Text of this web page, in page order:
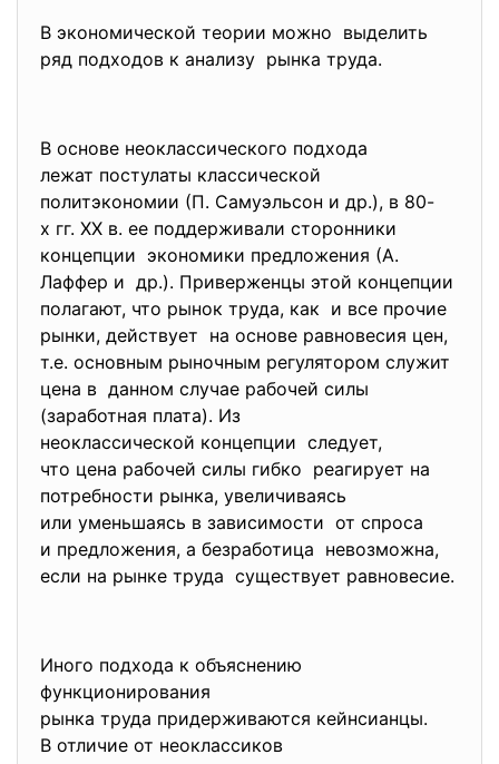
В экономической теории можно выделить
ряд подходов к анализу рынка труда.
В основе неоклассического подхода
лежат постулаты классической
политэкономии (П. Самуэльсон и др.), в 80-
х гг. XX в. ее поддерживали сторонники
концепции экономики предложения (А.
Лаффер и др.). Приверженцы этой концепции
полагают, что рынок труда, как и все прочие
рынки, действует на основе равновесия цен,
т.е. основным рыночным регулятором служит
цена в данном случае рабочей силы
(заработная плата). Из
неоклассической концепции следует,
что цена рабочей силы гибко реагирует на
потребности рынка, увеличиваясь
или уменьшаясь в зависимости от спроса
и предложения, а безработица невозможна,
если на рынке труда существует равновесие.
Иного подхода к объяснению
функционирования
рынка труда придерживаются кейнсианцы.
В отличие от неоклассиков